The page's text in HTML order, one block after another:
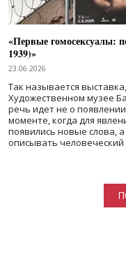
«Первые гомосексуалы:
1939)»
23.06.2026
Так называется
Художественном музее
речь идет не о
моменте, когда для
появились новые слова,
описывать